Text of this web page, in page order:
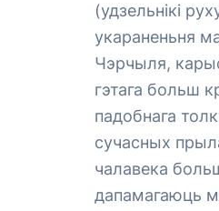
(удзельнікі
укараненьня
Чэрчыля,
гэтага больш
падобнага
сучасных
чалавека
дапамагаюць